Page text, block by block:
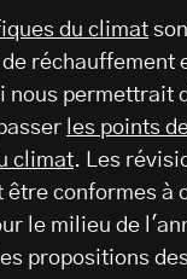
du climat
réchauffement
nous permettrait
les points
climat. Les
être conformes à
le milieu de
propositions